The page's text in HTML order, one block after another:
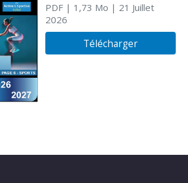
PDF| 1,73 Mo | 21 Juillet
2026
Télécharger